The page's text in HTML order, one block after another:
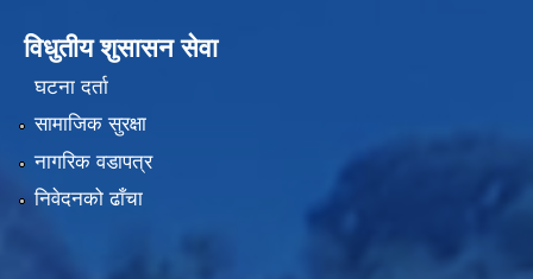
विधुतीय शुसासन सेवा
घटना दर्ता
सामाजिक सुरक्षा
नागरिक वडापत्र
निवेदनको ढाँचा